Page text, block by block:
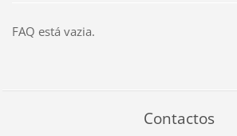
FAQ está vazia.
Contactos